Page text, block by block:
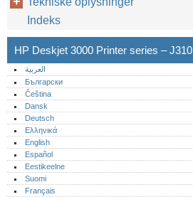
Indeks
HP Deskjet 3000 Printer series – J310
العربية
Български
Čeština
Dansk
Deutsch
Ελληνικά
English
Español
Eestikeelne
Suomi
Français